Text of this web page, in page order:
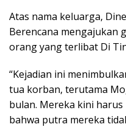
Atas nama keluarga,
Berencana mengajukan
orang yang terlibat Di
“Kejadian ini
tua korban, terutama
bulan. Mereka kini
bahwa putra mereka